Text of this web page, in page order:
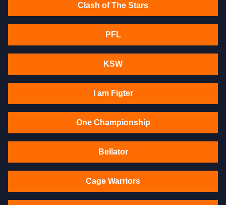
Clash of The Stars
PFL
KSW
I am Figter
One Championship
Bellator
Cage Warriors